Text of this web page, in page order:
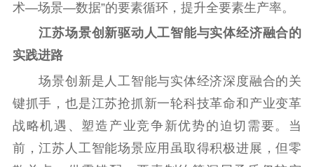
文化产业
统计分析
数字出版
审读服务
新闻发布工作备
案管理系统
电影
责任编辑注册
业务申报系统
术—场景—数据”的要素循环，提升全要素生产率。
江苏场景创新驱动人工智能与实体经济融合的
实践进路
场景创新是人工智能与实体经济深度融合的关
键抓手，也是江苏抢抓新一轮科技革命和产业变革
战略机遇、塑造产业竞争新优势的迫切需要。当
前，江苏人工智能场景应用虽取得积极进展，但零